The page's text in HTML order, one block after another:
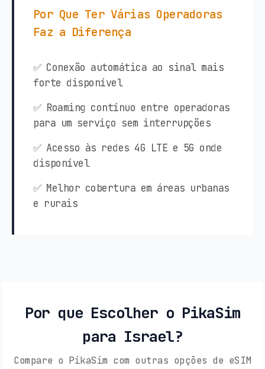
Por Que Ter Várias Operadoras
Faz a Diferença
✅ Conexão automática ao sinal mais
forte disponível
✅ Roaming contínuo entre operadoras
para um serviço sem interrupções
✅ Acesso às redes 4G LTE e 5G onde
disponível
✅ Melhor cobertura em áreas urbanas
e rurais
Por que Escolher o PikaSim
para Israel?
Compare o PikaSim com outras opções de eSIM